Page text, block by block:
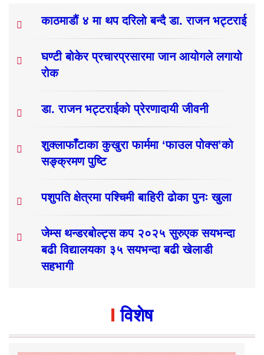
काठमाडौं ४ मा थप दरिलो बन्दै डा. राजन भट्टराई
घण्टी बोकेर प्रचारप्रसारमा जान आयोगले लगायो
रोक
डा. राजन भट्टराईको प्रेरणादायी जीवनी
शुक्लाफाँटाका कुखुरा फार्ममा ‘फाउल पोक्स’को
सङ्क्रमण पुष्टि
पशुपति क्षेत्रमा पश्चिमी बाहिरी ढोका पुनः खुला
जेम्स थन्डरबोल्ट्स कप २०२५ सुरुएक सयभन्दा
बढी विद्यालयका ३५ सयभन्दा बढी खेलाडी
सहभागी
विशेष